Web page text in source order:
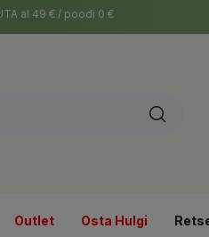
al 49 € / poodi 0 €
Outlet Osta Hulgi